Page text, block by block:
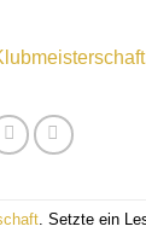
. Setzte ein